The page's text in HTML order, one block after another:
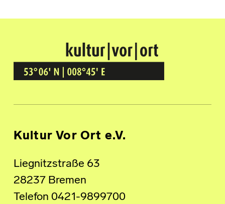
Kultur Vor Ort
BREMEN GRÖPELINGEN
Kultur Vor Ort e.V.
Liegnitzstraße 63
28237 Bremen
Telefon 0421-9899700